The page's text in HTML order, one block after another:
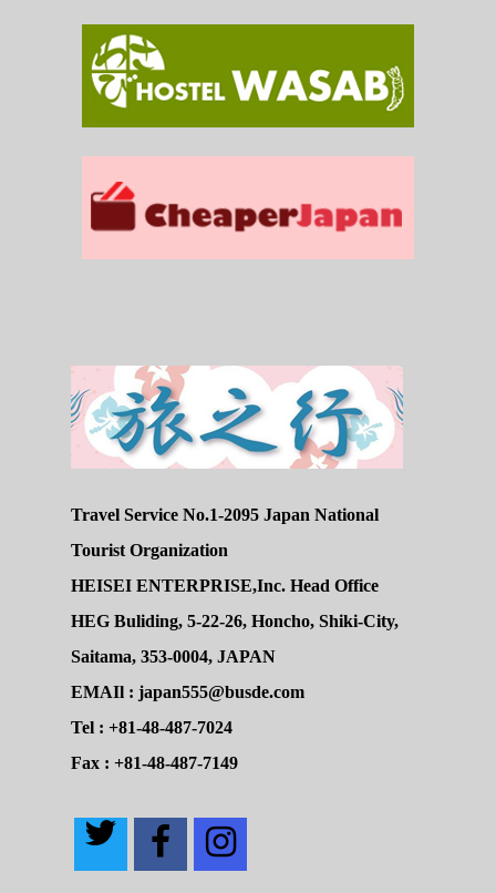
Travel Service No.1-2095 Japan National
Tourist Organization
HEISEI ENTERPRISE,Inc. Head Office
HEG Buliding, 5-22-26, Honcho, Shiki-City,
Saitama, 353-0004, JAPAN
EMAIl : japan555@busde.com
Tel : +81-48-487-7024
Fax : +81-48-487-7149